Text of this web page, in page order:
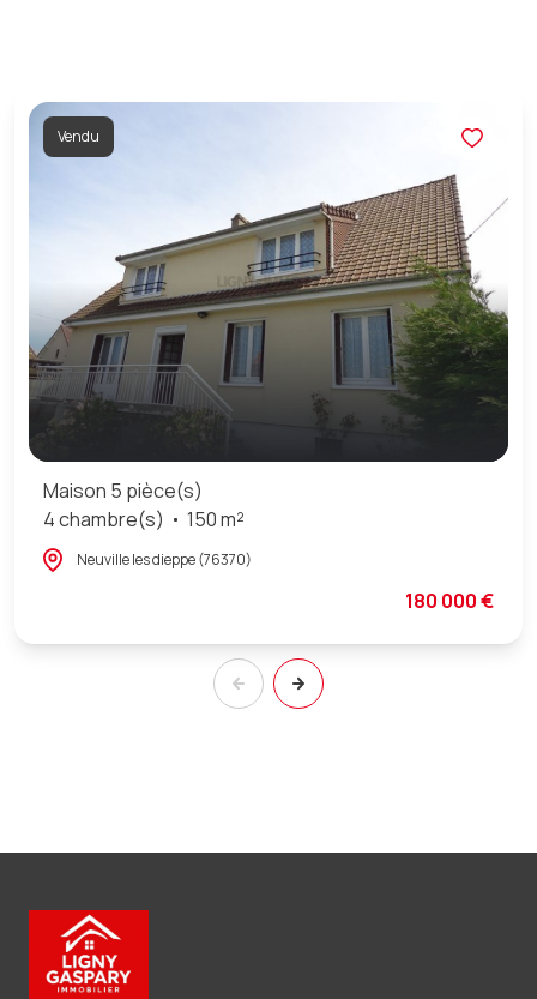
Vendu
Maison 5 pièce(s)
4 chambre(s)
150 m²
Neuville les dieppe (76370)
180 000 €